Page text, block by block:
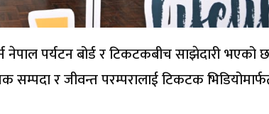
नेपाल पर्यटन बोर्ड र टिकटकबीच साझेदारी भएको
सम्पदा र जीवन्त परम्परालाई टिकटक